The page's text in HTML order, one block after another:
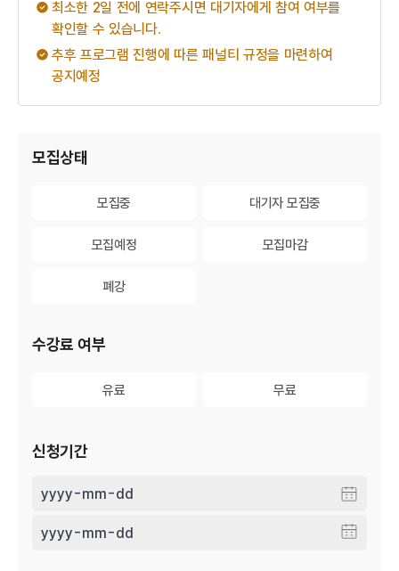
최소한 2일 전에 연락주시면 대기자에게 참여 여부를
확인할 수 있습니다.
추후 프로그램 진행에 따른 패널티 규정을 마련하여
공지예정
모집상태
모집중 대기자 모집중대기자 모집중
모집예정 모집마감
폐강
수강료 여부
유료 무료
신청기간